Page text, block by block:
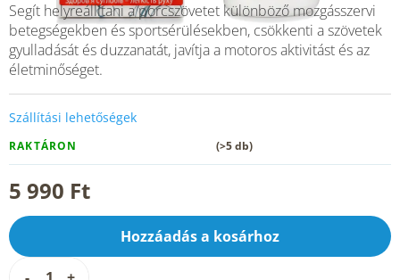
5 990 Ft
RAKTÁRON (>5 db)
Szállítási lehetőségek
Hozzáadás a kosárhoz
Segít helyreállítani a porcszövetet különböző mozgásszervi
betegségekben és sportsérülésekben, csökkenti a szövetek
gyulladását és duzzanatát, javítja a motoros aktivitást és az
életminőséget.